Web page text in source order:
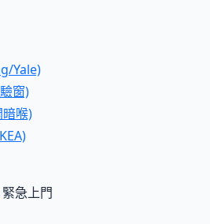
Yale)
窗)
喉)
緊急上門